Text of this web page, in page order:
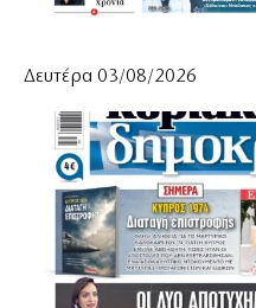
Δευτέρα 03/08/2026